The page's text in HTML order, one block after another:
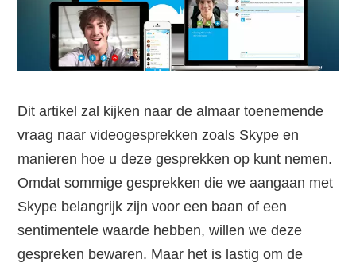
Dit artikel zal kijken naar de almaar toenemende
vraag naar videogesprekken zoals Skype en
manieren hoe u deze gesprekken op kunt nemen.
Omdat sommige gesprekken die we aangaan met
Skype belangrijk zijn voor een baan of een
sentimentele waarde hebben, willen we deze
gespreken bewaren. Maar het is lastig om de